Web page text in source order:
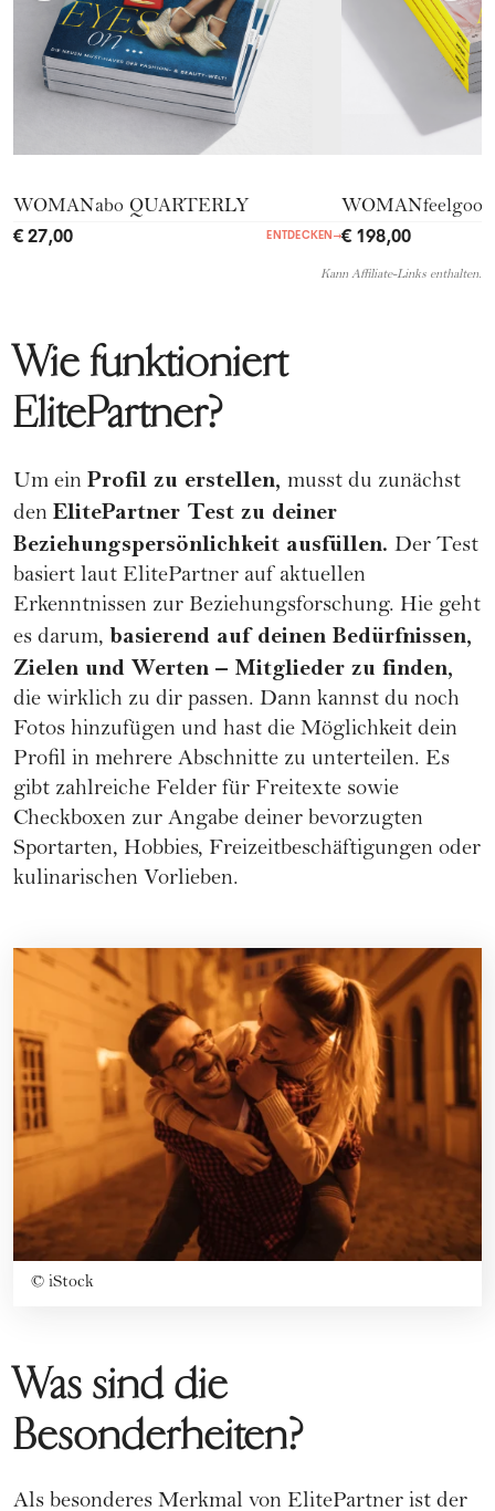
WOMANabo QUARTERLY
€ 27,00 ENTDECKEN →
WOMANfeelgood
€ 198,00
Kann Affiliate-Links enthalten.
Wie funktioniert
ElitePartner?
Um ein Profil zu erstellen, musst du zunächst
den ElitePartner Test zu deiner
Beziehungspersönlichkeit ausfüllen. Der Test
basiert laut ElitePartner auf aktuellen
Erkenntnissen zur Beziehungsforschung. Hie geht
es darum, basierend auf deinen Bedürfnissen,
Zielen und Werten – Mitglieder zu finden,
die wirklich zu dir passen. Dann kannst du noch
Fotos hinzufügen und hast die Möglichkeit dein
Profil in mehrere Abschnitte zu unterteilen. Es
gibt zahlreiche Felder für Freitexte sowie
Checkboxen zur Angabe deiner bevorzugten
Sportarten, Hobbies, Freizeitbeschäftigungen oder
kulinarischen Vorlieben.
© iStock
Was sind die
Besonderheiten?
Als besonderes Merkmal von ElitePartner ist der